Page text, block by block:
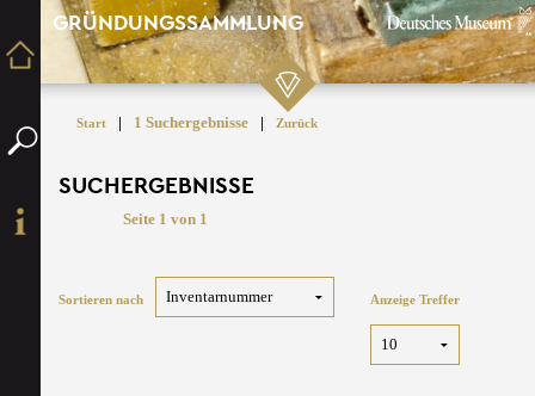
GRÜNDUNGSSAMMLUNG
Start | 1 Suchergebnisse | Zurück
SUCHERGEBNISSE
Seite 1 von 1
Sortieren nach Anzeige Treffer